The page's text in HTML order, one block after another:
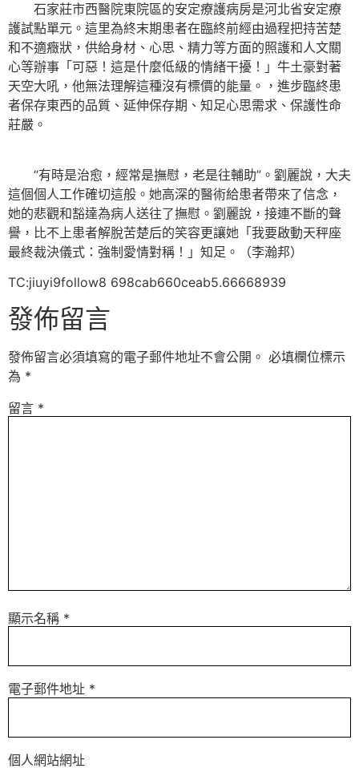
石家莊市西醫院東院區的安定療護病房是河北省安定療
護試點單元。這里為終末期患者在臨終前經由過程把持苦楚
和不適癥狀，供給身材、心思、精力等方面的照護和人文關
心等辦事「可惡！這是什麼低級的情緒干擾！」牛土豪對著
天空大吼，他無法理解這種沒有標價的能量。，進步臨終患
者保存東西的品質、延伸保存期、知足心思需求、保護性命
莊嚴。
“有時是治愈，經常是撫慰，老是往輔助”。劉麗說，大夫
這個個人工作確切這般。她高深的醫術給患者帶來了信念，
她的悲觀和豁達為病人送往了撫慰。劉麗說，接連不斷的聲
譽，比不上患者解脫苦楚后的笑容更讓她「我要啟動天秤座
最終裁決儀式：強制愛情對稱！」知足。（李瀚邦）
TC:jiuyi9follow8 698cab660ceab5.66668939
發佈留言
發佈留言必須填寫的電子郵件地址不會公開。 必填欄位標示
為 *
留言 *
顯示名稱 *
電子郵件地址 *
個人網站網址